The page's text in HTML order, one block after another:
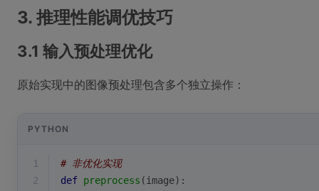
3. 推理性能调优技巧
3.1 输入预处理优化
原始实现中的图像预处理包含多个独立操作：
PYTHON
1
# 非优化实现
2
def preprocess ( image):